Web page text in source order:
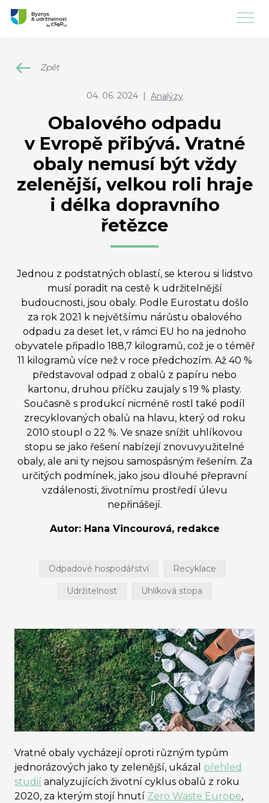
Zpět
04. 06. 2024 | Analýzy
Obalového odpadu
v Evropě přibývá. Vratné
obaly nemusí být vždy
zelenější, velkou roli hraje
i délka dopravního
řetězce
Jednou z podstatných oblastí, se kterou si lidstvo
musí poradit na cestě k udržitelnější
budoucnosti, jsou obaly. Podle Eurostatu došlo
za rok 2021 k největšímu nárůstu obalového
odpadu za deset let, v rámci EU ho na jednoho
obyvatele připadlo 188,7 kilogramů, což je o téměř
11 kilogramů více než v roce předchozím. Až 40 %
představoval odpad z obalů z papíru nebo
kartonu, druhou příčku zaujaly s 19 % plasty.
Současně s produkcí nicméně rostl také podíl
zrecyklovaných obalů na hlavu, který od roku
2010 stoupl o 22 %. Ve snaze snížit uhlíkovou
stopu se jako řešení nabízejí znovuvyužitelné
obaly, ale ani ty nejsou samospásným řešením. Za
určitých podmínek, jako jsou dlouhé přepravní
vzdálenosti, životnímu prostředí úlevu
nepřinášejí.
Autor: Hana Vincourová, redakce
Odpadové hospodářství Recyklace
Udržitelnost Uhlíková stopa
Vratné obaly vycházejí oproti různým typům
jednorázových jako ty zelenější, ukázal přehled
studií analyzujících životní cyklus obalů z roku
2020, za kterým stojí hnutí Zero Waste Europe,